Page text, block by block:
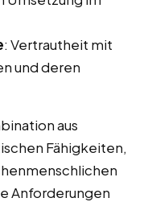
: Vertrautheit mit
und deren
aus
Fähigkeiten,
Anforderungen